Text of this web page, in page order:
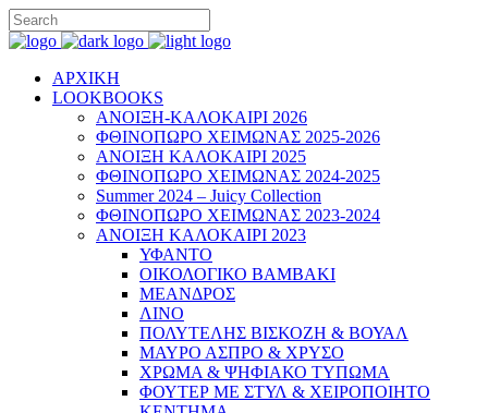
ΑΡΧΙΚΗ
LOOKBOOKS
ΑΝΟΙΞΗ-ΚΑΛΟΚΑΙΡΙ 2026
ΦΘΙΝΟΠΩΡΟ ΧΕΙΜΩΝΑΣ 2025-2026
ΑΝΟΙΞΗ ΚΑΛΟΚΑΙΡΙ 2025
ΦΘΙΝΟΠΩΡΟ ΧΕΙΜΩΝΑΣ 2024-2025
Summer 2024 – Juicy Collection
ΦΘΙΝΟΠΩΡΟ ΧΕΙΜΩΝΑΣ 2023-2024
ΑΝΟΙΞΗ ΚΑΛΟΚΑΙΡΙ 2023
ΥΦΑΝΤΟ
ΟΙΚΟΛΟΓΙΚΟ ΒΑΜΒΑΚΙ
ΜΕΑΝΔΡΟΣ
ΛΙΝΟ
ΠΟΛΥΤΕΛΗΣ ΒΙΣΚΟΖΗ & ΒΟΥΑΛ
ΜΑΥΡΟ ΑΣΠΡΟ & ΧΡΥΣΟ
ΧΡΩΜΑ & ΨΗΦΙΑΚΟ ΤΥΠΩΜΑ
ΦΟΥΤΕΡ ΜΕ ΣΤΥΛ & ΧΕΙΡΟΠΟΙΗΤΟ